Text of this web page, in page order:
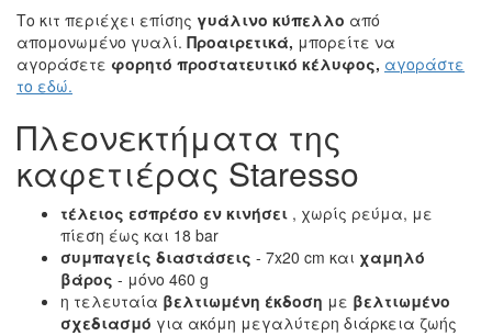
Το κιτ περιέχει επίσης γυάλινο κύπελλο από
απομονωμένο γυαλί. Προαιρετικά, μπορείτε να
αγοράσετε φορητό προστατευτικό κέλυφος, αγοράστε
το εδώ.
Πλεονεκτήματα της
καφετιέρας Staresso
τέλειος εσπρέσο εν κινήσει , χωρίς ρεύμα, με
πίεση έως και 18 bar
συμπαγείς διαστάσεις - 7x20 cm και χαμηλό
βάρος - μόνο 460 g
η τελευταία βελτιωμένη έκδοση με βελτιωμένο
σχεδιασμό για ακόμη μεγαλύτερη διάρκεια ζωής